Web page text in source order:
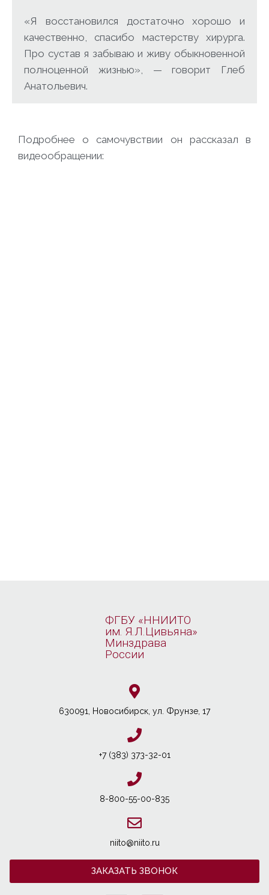
«Я восстановился достаточно хорошо и
качественно, спасибо мастерству хирурга.
Про сустав я забываю и живу обыкновенной
полноценной жизнью», — говорит Глеб
Анатольевич.
Подробнее о самочувствии он рассказал в
видеообращении:
ФГБУ «ННИИТО
им. Я.Л.Цивьяна»
Минздрава
России
630091, Новосибирcк, ул. Фрунзе, 17
+7 (383) 373-32-01
8-800-55-00-835
niito@niito.ru
ЗАКАЗАТЬ ЗВОНОК